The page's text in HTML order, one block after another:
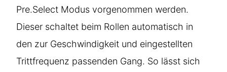
Pre.Select Modus vorgenommen werden.
Dieser schaltet beim Rollen automatisch in
den zur Geschwindigkeit und eingestellten
Trittfrequenz passenden Gang. So lässt sich